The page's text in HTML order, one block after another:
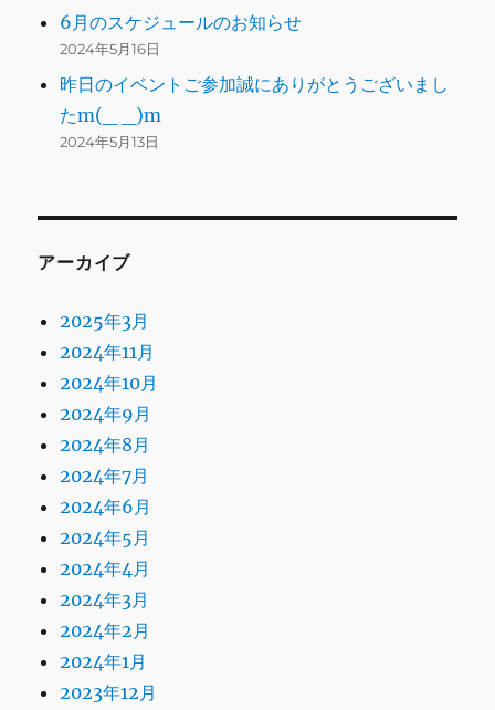
6月のスケジュールのお知らせ
2024年5月16日
昨日のイベントご参加誠にありがとうございまし
たm(_ _)m
2024年5月13日
アーカイブ
2025年3月
2024年11月
2024年10月
2024年9月
2024年8月
2024年7月
2024年6月
2024年5月
2024年4月
2024年3月
2024年2月
2024年1月
2023年12月